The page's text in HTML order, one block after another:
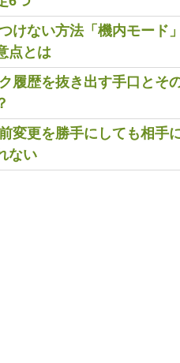
けない方法「機内モード」
点とは
履歴を抜き出す手口とそ
変更を勝手にしても相手
ない